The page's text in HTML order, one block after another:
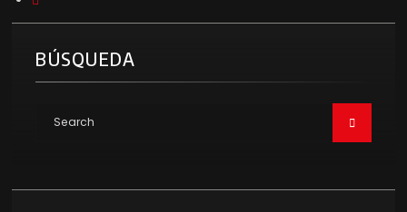
BÚSQUEDA